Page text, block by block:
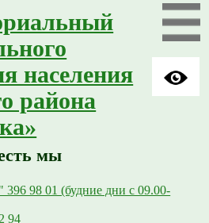
населения
района
мы
98 01 (будние дни с 09.00-
94